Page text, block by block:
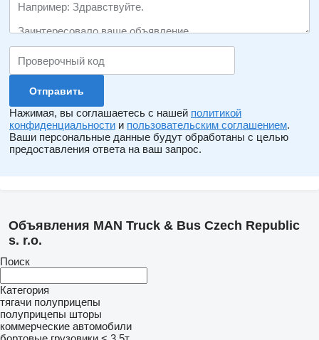
Нажимая, вы соглашаетесь с нашей политикой
конфиденциальности и пользовательским соглашением.
Ваши персональные данные будут обработаны с целью
предоставления ответа на ваш запрос.
Объявления MAN Truck & Bus Czech Republic
s. r.o.
Поиск
Категория
тягачи полуприцепы
полуприцепы шторы
коммерческие автомобили